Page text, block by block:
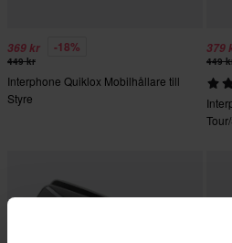
369 kr -18%
449 kr
Interphone Quiklox Mobilhållare till
Styre
379
449